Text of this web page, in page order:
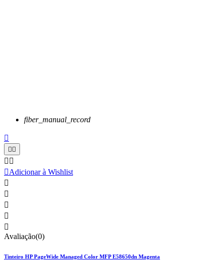
fiber_manual_record

 
 
Adicionar à Wishlist





Avaliação(0)
Tinteiro HP PageWide Managed Color MFP E58650dn Magenta